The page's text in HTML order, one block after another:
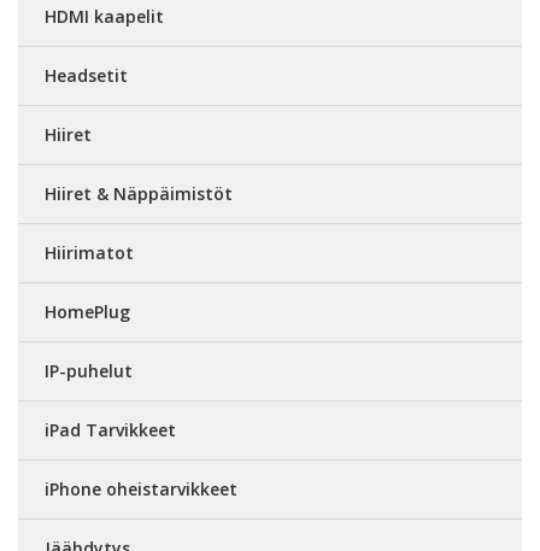
HDMI kaapelit
Headsetit
Hiiret
Hiiret & Näppäimistöt
Hiirimatot
HomePlug
IP-puhelut
iPad Tarvikkeet
iPhone oheistarvikkeet